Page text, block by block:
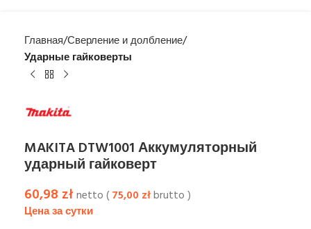
Главная Сверление и долбление
Ударные гайковерты
MAKITA DTW1001 Аккумуляторный
ударный гайковерт
60,98 zł netto (75,00 złbrutto )